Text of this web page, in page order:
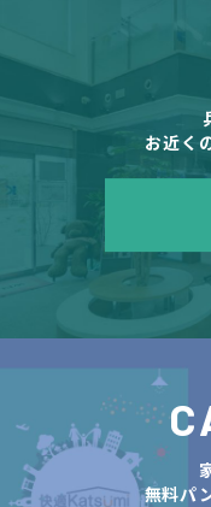
お近く
無料パ